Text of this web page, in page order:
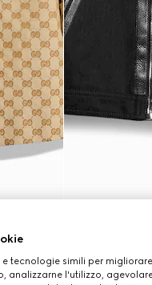
GG
Giacca in
per bambini
tecnologie simili per
analizzarne l'utilizzo,